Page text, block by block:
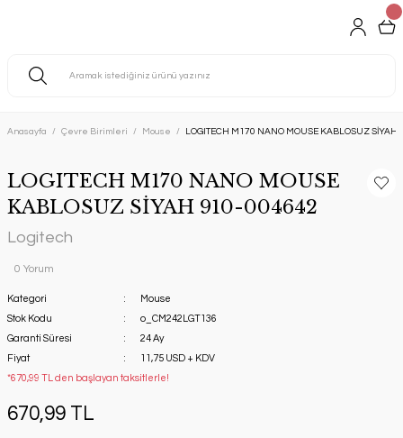
Anasayfa Çevre Birimleri Mouse LOGITECH M170 NANO MOUSE KABLOSUZ
LOGITECH M170 NANO MOUSE
KABLOSUZ SİYAH 910-004642
Logitech
0 Yorum
Kategori
Mouse
Stok Kodu
o_CM242LGT136
Garanti Süresi
24 Ay
Fiyat
11,75 USD + KDV
*670,99 TL den başlayan taksitlerle!
670,99 TL